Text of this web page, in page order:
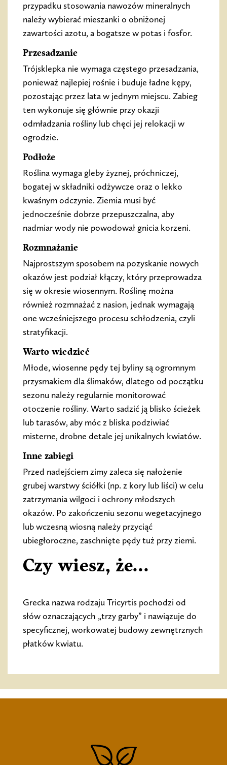
przypadku stosowania nawozów mineralnych
należy wybierać mieszanki o obniżonej
zawartości azotu, a bogatsze w potas i fosfor.
Przesadzanie
Trójsklepka nie wymaga częstego przesadzania,
ponieważ najlepiej rośnie i buduje ładne kępy,
pozostając przez lata w jednym miejscu. Zabieg
ten wykonuje się głównie przy okazji
odmładzania rośliny lub chęci jej relokacji w
ogrodzie.
Podłoże
Roślina wymaga gleby żyznej, próchniczej,
bogatej w składniki odżywcze oraz o lekko
kwaśnym odczynie. Ziemia musi być
jednocześnie dobrze przepuszczalna, aby
nadmiar wody nie powodował gnicia korzeni.
Rozmnażanie
Najprostszym sposobem na pozyskanie nowych
okazów jest podział kłączy, który przeprowadza
się w okresie wiosennym. Roślinę można
również rozmnażać z nasion, jednak wymagają
one wcześniejszego procesu schłodzenia, czyli
stratyfikacji.
Warto wiedzieć
Młode, wiosenne pędy tej byliny są ogromnym
przysmakiem dla ślimaków, dlatego od początku
sezonu należy regularnie monitorować
otoczenie rośliny. Warto sadzić ją blisko ścieżek
lub tarasów, aby móc z bliska podziwiać
misterne, drobne detale jej unikalnych kwiatów.
Inne zabiegi
Przed nadejściem zimy zaleca się nałożenie
grubej warstwy ściółki (np. z kory lub liści) w celu
zatrzymania wilgoci i ochrony młodszych
okazów. Po zakończeniu sezonu wegetacyjnego
lub wczesną wiosną należy przyciąć
ubiegłoroczne, zaschnięte pędy tuż przy ziemi.
Czy wiesz, że...
Grecka nazwa rodzaju Tricyrtis pochodzi od
słów oznaczających „trzy garby” i nawiązuje do
specyficznej, workowatej budowy zewnętrznych
płatków kwiatu.